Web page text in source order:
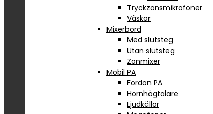
Tryckzonsmikrofoner
Väskor
Mixerbord
Med slutsteg
Utan slutsteg
Zonmixer
Mobil PA
Fordon PA
Hornhögtalare
Ljudkällor